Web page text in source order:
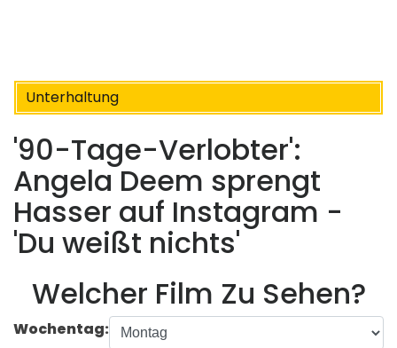
Unterhaltung
'90-Tage-Verlobter':
Angela Deem sprengt
Hasser auf Instagram -
'Du weißt nichts'
Welcher Film Zu Sehen?
Wochentag: